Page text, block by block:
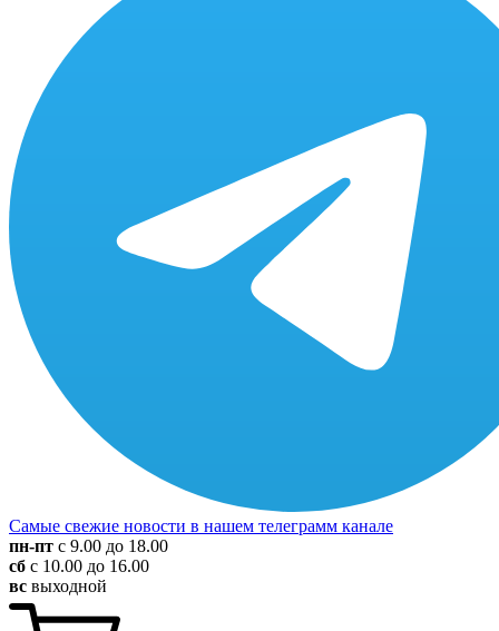
Самые свежие новости в нашем телеграмм канале
пн-пт с 9.00 до 18.00
сб с 10.00 до 16.00
вс выходной